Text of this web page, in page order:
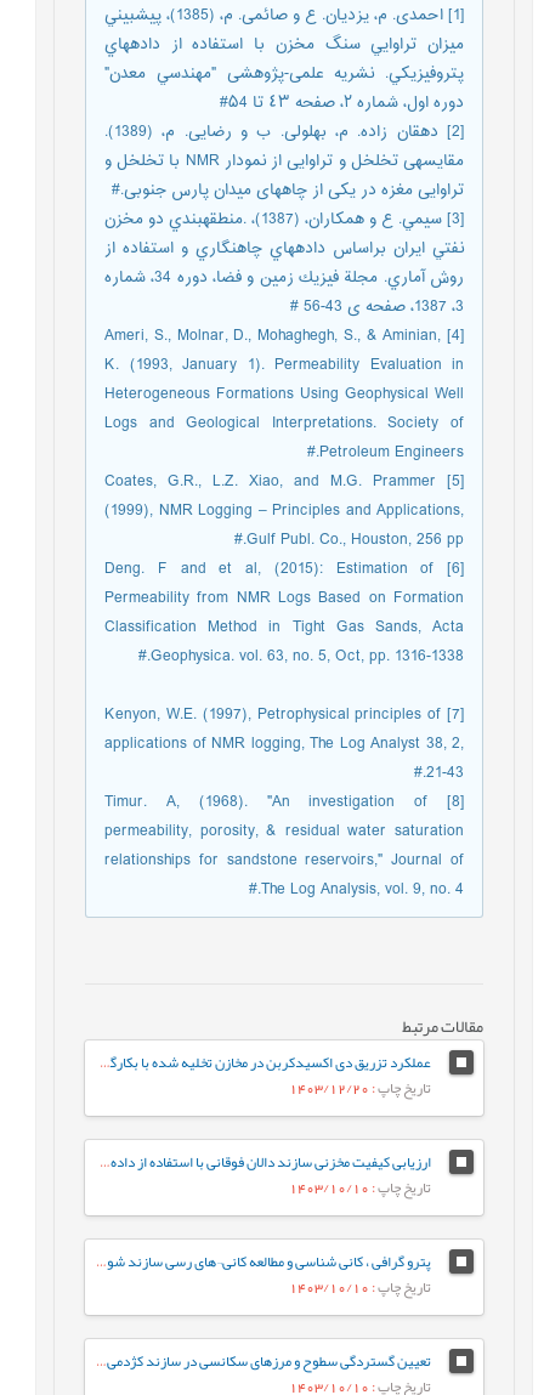
[1] احمدی. م، يزديان. ع و صائمی. م، (1385)، پيش‏بيني
ميزان تراوايي سنگ مخزن با استفاده از داده‏هاي
پتروفيزيکي. نشريه علمی-پژوهشی "مهندسي معدن"
دوره اول، شماره ٢، صفحه ٤٣ تا ۵4#
[2] دهقان زاده. م، بهلولی. ب و رضایی. م، (1389).
مقایسه‏ی تخلخل و تراوایی از نمودار NMR با تخلخل و
تراوایی مغزه در یکی از چاه‏های میدان پارس جنوبی.#
[3] سيمي. ع و همکاران، (1387)، .منطقه‏بندي دو مخزن
نفتي ايران براساس داده‏هاي چاه‏نگاري و استفاده از
روش آماري. مجلة فيزيك زمين و فضا، دوره 34، شماره
3، 1387، صفحه ی 43-56 #
[4] Ameri, S., Molnar, D., Mohaghegh, S., & Aminian,
K. (1993, January 1). Permeability Evaluation in
Heterogeneous Formations Using Geophysical Well
Logs and Geological Interpretations. Society of
Petroleum Engineers.#
[5] Coates, G.R., L.Z. Xiao, and M.G. Prammer
(1999), NMR Logging – Principles and Applications,
Gulf Publ. Co., Houston, 256 pp.#
[6] Deng. F and et al, (2015): Estimation of
Permeability from NMR Logs Based on Formation
Classification Method in Tight Gas Sands, Acta
Geophysica. vol. 63, no. 5, Oct, pp. 1316-1338.#
[7] Kenyon, W.E. (1997), Petrophysical principles of
applications of NMR logging, The Log Analyst 38, 2,
21-43.#
[8] Timur. A, (1968). "An investigation of
permeability, porosity, & residual water saturation
relationships for sandstone reservoirs," Journal of
The Log Analysis, vol. 9, no. 4.#
مقالات مرتبط
عملکرد تزریق دی اکسیدکربن در مخازن تخلیه شده با بکارگیری الگوریتم های شبکه عصبی
تاریخ چاپ: 1403/12/20
ارزیابی کیفیت مخزنی سازند دالان فوقانی با استفاده از داده‌های پتروفیزیکی در یکی از میادین گازی جنوب ایران
تاریخ چاپ: 1403/10/10
پترو گرافی ، کانی شناسی و مطالعه کانی¬های رسی سازند شوریجه میدان گنبدلی و تاثیر آن بر ویژه گی های مخزن
تاریخ چاپ: 1403/10/10
تعیین گستردگی سطوح و مرزهای سکانسی در سازند کژدمی برمبنای چینه نگاری سکانسی لرزه ای
تاریخ چاپ: 1403/10/10